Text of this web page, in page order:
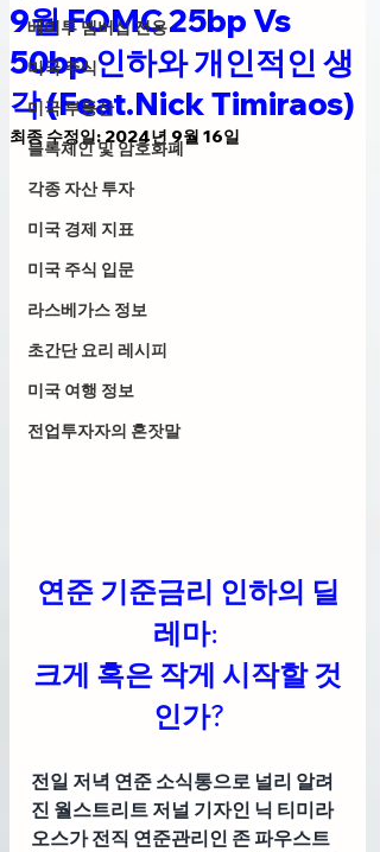
베미투 멤버십 전용
미국 주식
미국 부동산
블록체인 및 암호화폐
각종 자산 투자
미국 경제 지표
미국 주식 입문
라스베가스 정보
초간단 요리 레시피
미국 여행 정보
전업투자자의 혼잣말
9월 FOMC 25bp Vs
50bp 인하와 개인적인 생
각 (Feat.Nick Timiraos)
최종 수정일:2024년 9월 16일
연준 기준금리 인하의 딜
레마:
크게 혹은 작게 시작할 것
인가?
전일 저녁 연준 소식통으로 널리 알려
진 월스트리트 저널 기자인 닉 티미라
오스가 전직 연준관리인 존 파우스트